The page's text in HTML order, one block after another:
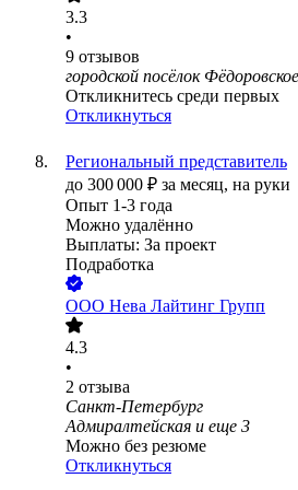
3.3
•
9 отзывов
городской посёлок
Откликнитесь среди первых
Откликнуться
Региональный представитель
до 300 000 ₽ за месяц, на руки
Опыт 1-3 года
Можно удалённо
Выплаты: За проект
Подработка
ООО Нева Лайтинг Групп
4.3
•
2 отзыва
Санкт-Петербург
Адмиралтейская и еще 3
Можно без резюме
Откликнуться